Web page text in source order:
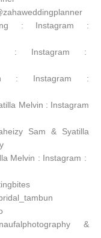
: Instagram :
: Instagram :
: Instagram :
Melvin : Instagram
Sam & Syatilla
Melvin : Instagram :
&